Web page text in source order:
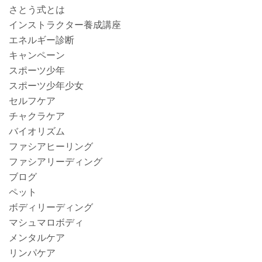
さとう式とは
インストラクター養成講座
エネルギー診断
キャンペーン
スポーツ少年
スポーツ少年少女
セルフケア
チャクラケア
バイオリズム
ファシアヒーリング
ファシアリーディング
ブログ
ペット
ボディリーディング
マシュマロボディ
メンタルケア
リンパケア